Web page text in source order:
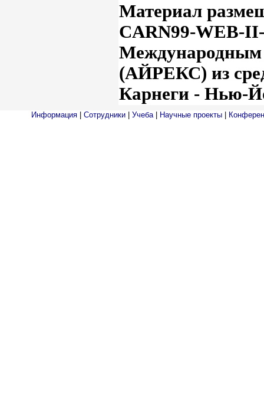
Материал
СARN99-WEB-
Международным
(АЙРЕКС) из
Карнеги - Нью-
Информация Сотрудники Учеба| Научные проекты